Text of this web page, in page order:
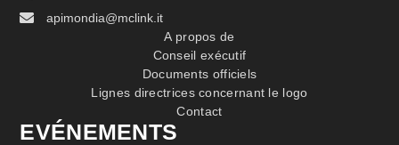
apimondia@mclink.it
A propos de
Conseil exécutif
Documents officiels
Lignes directrices concernant le logo
Contact
EVÉNEMENTS